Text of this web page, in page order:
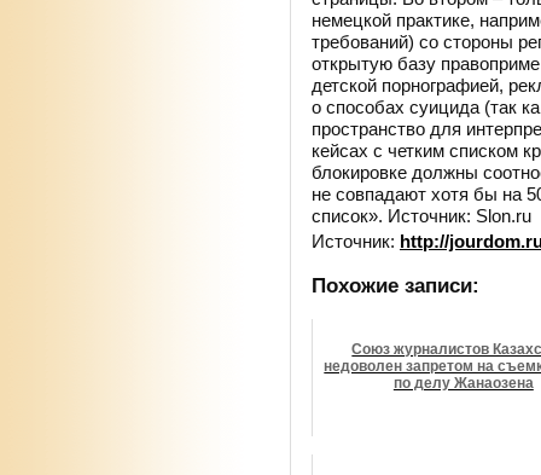
немецкой практике,
требований) со стороны
открытую базу
детской порнографией,
о способах суицида (так
пространство для
кейсах с четким списком
блокировке должны
не совпадают хотя бы на
список». Источник: Slon.ru
Источник: http://
Похожие записи:
Союз журналистов
недоволен запретом на
по делу Жанаозена